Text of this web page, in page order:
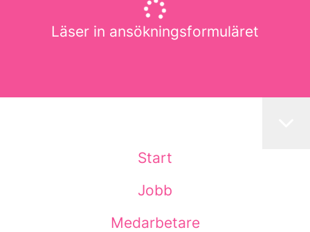
Läser in ansökningsformuläret
Start
Jobb
Medarbetare